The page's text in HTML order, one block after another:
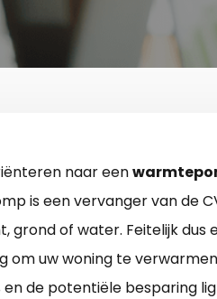
naar een
is een vervanger van de
grond of water. Feitelijk
om uw woning te
en de potentiële besparing